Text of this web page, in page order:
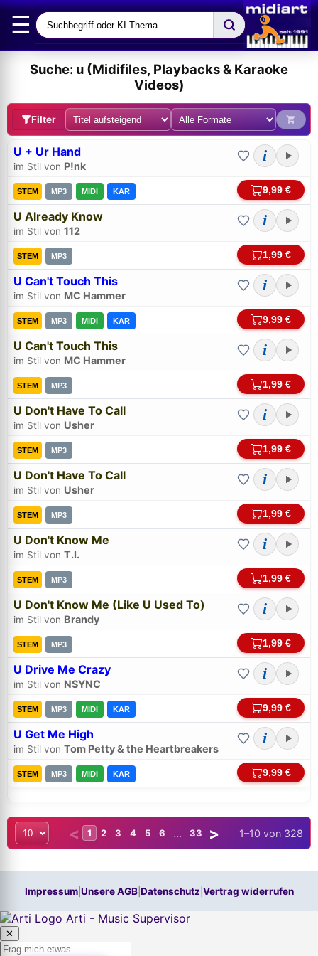
☰
Suche: u (Midifiles, Playbacks & Karaoke
Videos)
Filter
U + Ur Hand
im Stil von P!nk
i
STEM MP3 MIDI KAR 9,99 €
U Already Know
im Stil von 112
i
STEM MP3 1,99 €
U Can't Touch This
im Stil von MC Hammer
i
STEM MP3 MIDI KAR 9,99 €
U Can't Touch This
im Stil von MC Hammer
i
STEM MP3 1,99 €
U Don't Have To Call
im Stil von Usher
i
STEM MP3 1,99 €
U Don't Have To Call
im Stil von Usher
i
STEM MP3 1,99 €
U Don't Know Me
im Stil von T.I.
i
STEM MP3 1,99 €
U Don't Know Me (Like U Used To)
im Stil von Brandy
i
STEM MP3 1,99 €
U Drive Me Crazy
im Stil von NSYNC
i
STEM MP3 MIDI KAR 9,99 €
U Get Me High
im Stil von Tom Petty & the Heartbreakers
i
STEM MP3 MIDI KAR 9,99 €
< 1 2 3 4 5 6 ... 33 > 1–10 von 328
Impressum| Unsere AGB| Datenschutz Vertrag widerrufen
Arti - Music Supervisor
✕
Bei midi.de anmelden
Sicherer Login für Ihre Bestellungen & Downloads
E-Mail-Adresse:
Passwort:
Trage bitte vorher Deine E-Mail-Adresse in das Feld oben ein.
Hilfe, ich habe mein
vergessen!
Neu hier? Jetzt kostenloses Konto anlegen